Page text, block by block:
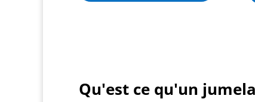
Qu'est ce qu'un